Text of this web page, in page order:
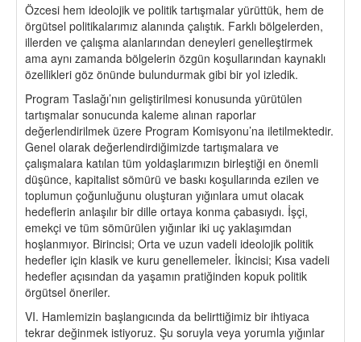
Özcesi hem ideolojik ve politik tartışmalar yürüttük, hem de
örgütsel politikalarımız alanında çalıştık. Farklı bölgelerden,
illerden ve çalışma alanlarından deneyleri genelleştirmek
ama aynı zamanda bölgelerin özgün koşullarından kaynaklı
özellikleri göz önünde bulundurmak gibi bir yol izledik.
Program Taslağı’nın geliştirilmesi konusunda yürütülen
tartışmalar sonucunda kaleme alınan raporlar
değerlendirilmek üzere Program Komisyonu’na iletilmektedir.
Genel olarak değerlendirdiğimizde tartışmalara ve
çalışmalara katılan tüm yoldaşlarımızın birleştiği en önemli
düşünce, kapitalist sömürü ve baskı koşullarında ezilen ve
toplumun çoğunluğunu oluşturan yığınlara umut olacak
hedeflerin anlaşılır bir dille ortaya konma çabasıydı. İşçi,
emekçi ve tüm sömürülen yığınlar iki uç yaklaşımdan
hoşlanmıyor. Birincisi; Orta ve uzun vadeli ideolojik politik
hedefler için klasik ve kuru genellemeler. İkincisi; Kısa vadeli
hedefler açısından da yaşamın pratiğinden kopuk politik
örgütsel öneriler.
VI. Hamlemizin başlangıcında da belirttiğimiz bir ihtiyaca
tekrar değinmek istiyoruz. Şu soruyla veya yorumla yığınlar